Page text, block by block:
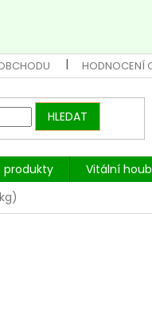
HODNOCENÍ
HLEDAT
produkty
Vitální